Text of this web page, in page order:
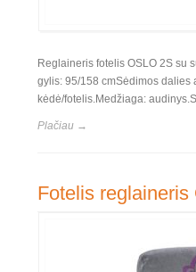
Reglaineris fotelis OSLO 2S su
gylis: 95/158 cmSėdimos dalies
kėdė/fotelis.Medžiaga:
Plačiau →
Fotelis